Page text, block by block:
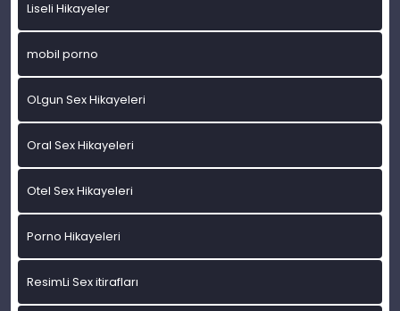
Liseli Hikayeler
mobil porno
OLgun Sex Hikayeleri
Oral Sex Hikayeleri
Otel Sex Hikayeleri
Porno Hikayeleri
ResimLi Sex itirafları